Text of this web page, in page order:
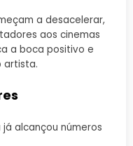
a desacelerar,
aos cinemas
a boca positivo e
artista.
alcançou números